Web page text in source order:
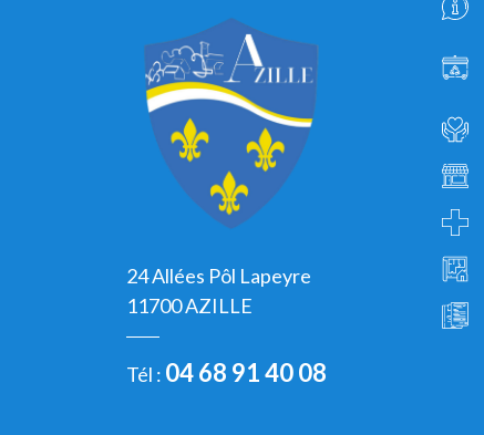
24 Allées Pôl Lapeyre
11700 AZILLE
Tél : 04 68 91 40 08